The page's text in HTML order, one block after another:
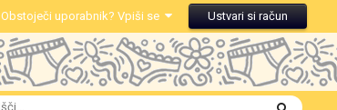
Obstoječi uporabnik? Vpiši se Ustvari si račun